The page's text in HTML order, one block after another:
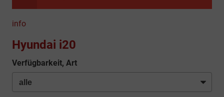
info
Hyundai i20
Verfügbarkeit, Art